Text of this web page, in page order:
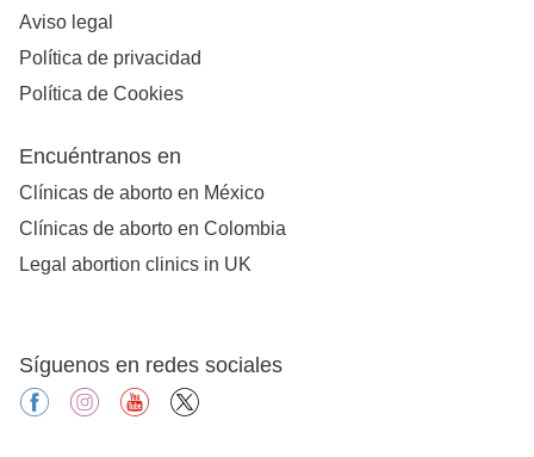
Aviso legal
Política de privacidad
Política de Cookies
Encuéntranos en
Clínicas de aborto en México
Clínicas de aborto en Colombia
Legal abortion clinics in UK
Síguenos en redes sociales
facebookinstagramyoutube